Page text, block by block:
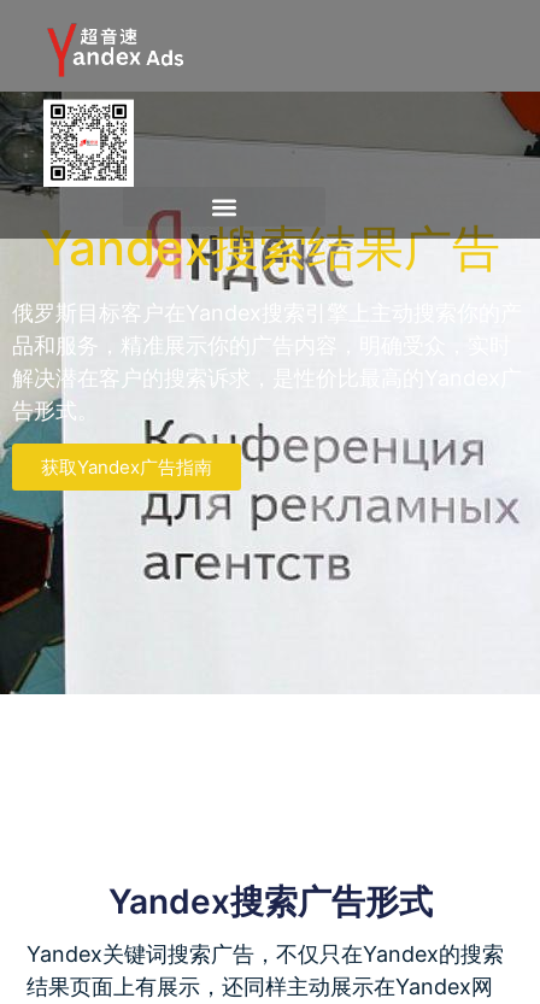
Yandex搜索结果广告
俄罗斯目标客户在Yandex搜索引擎上主动搜索你的产
品和服务，精准展示你的广告内容，明确受众，实时
解决潜在客户的搜索诉求，是性价比最高的Yandex广
告形式。
获取Yandex广告指南
Yandex搜索广告形式
Yandex关键词搜索广告，不仅只在Yandex的搜索
结果页面上有展示，还同样主动展示在Yandex网